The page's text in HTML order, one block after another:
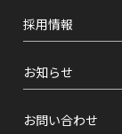
採用情報
お知らせ
お問い合わせ